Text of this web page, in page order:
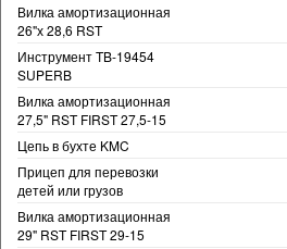
Вилка амортизационная
26"х 28,6 RST
Инструмент TB-19454
SUPERB
Вилка амортизационная
27,5" RST FIRST 27,5-15
Цепь в бухте KMC
Прицеп для перевозки
детей или грузов
Вилка амортизационная
29" RST FIRST 29-15